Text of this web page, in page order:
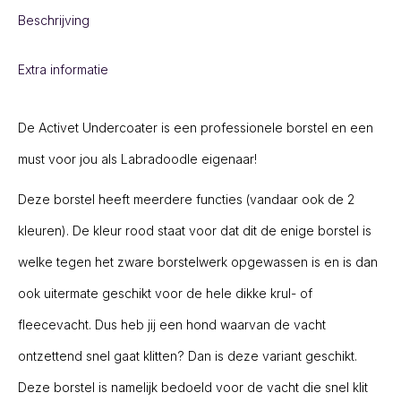
aantal
Beschrijving
Extra informatie
De Activet Undercoater is een professionele borstel en een
must voor jou als Labradoodle eigenaar!
Deze borstel heeft meerdere functies (vandaar ook de 2
kleuren). De kleur rood staat voor dat dit de enige borstel is
welke tegen het zware borstelwerk opgewassen is en is dan
ook uitermate geschikt voor de hele dikke krul- of
fleecevacht. Dus heb jij een hond waarvan de vacht
ontzettend snel gaat klitten? Dan is deze variant geschikt.
Deze borstel is namelijk bedoeld voor de vacht die snel klit